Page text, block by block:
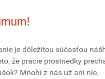
je dôležitou súčasťou
že pracie prostriedky
Mnohí z nás už ani nie.